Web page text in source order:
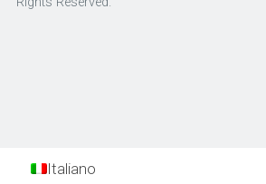
Italiano